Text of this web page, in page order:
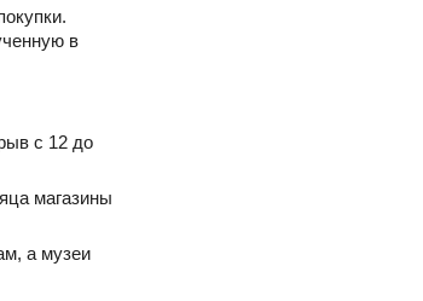
в
с 12 до
магазины
а музеи